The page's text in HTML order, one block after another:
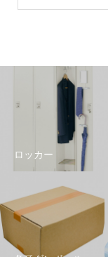
ロッカー